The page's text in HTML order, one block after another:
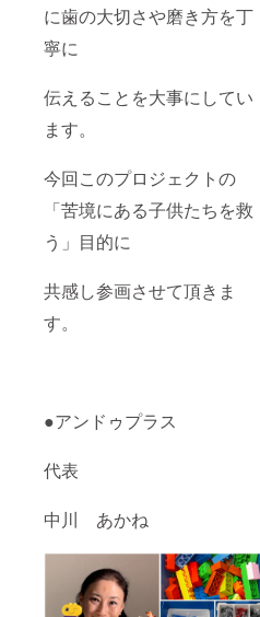
に歯の大切さや磨き方を丁
寧に
伝えることを大事にしてい
ます。
今回このプロジェクトの
「苦境にある子供たちを救
う」目的に
共感し参画させて頂きま
す。
●アンドゥプラス
代表
中川 あかね